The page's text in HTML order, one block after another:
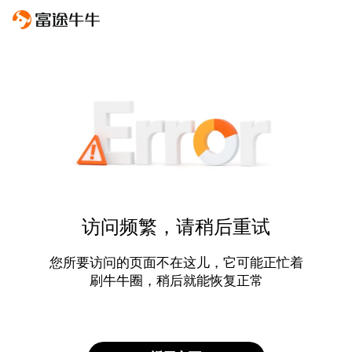
访问频繁，请稍后重试
您所要访问的页面不在这儿，它可能正忙着
刷牛牛圈，稍后就能恢复正常